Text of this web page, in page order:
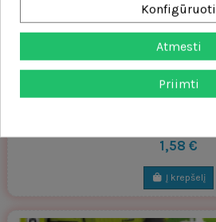
WOOPIE ūkio traktorius
1,58 €
Į krepšelį
Konfigūruoti
Atmesti
Priimti